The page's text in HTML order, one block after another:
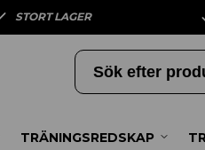
STORT LAGER
TRÄNINGSREDSKAP